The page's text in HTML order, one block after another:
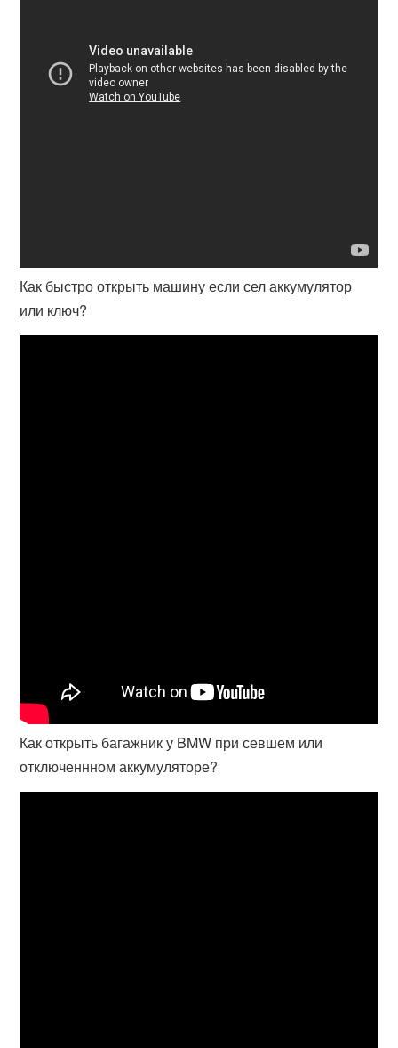
Как быстро открыть машину если сел аккумулятор
или ключ?
Как открыть багажник у BMW при севшем или
отключеннном аккумуляторе?